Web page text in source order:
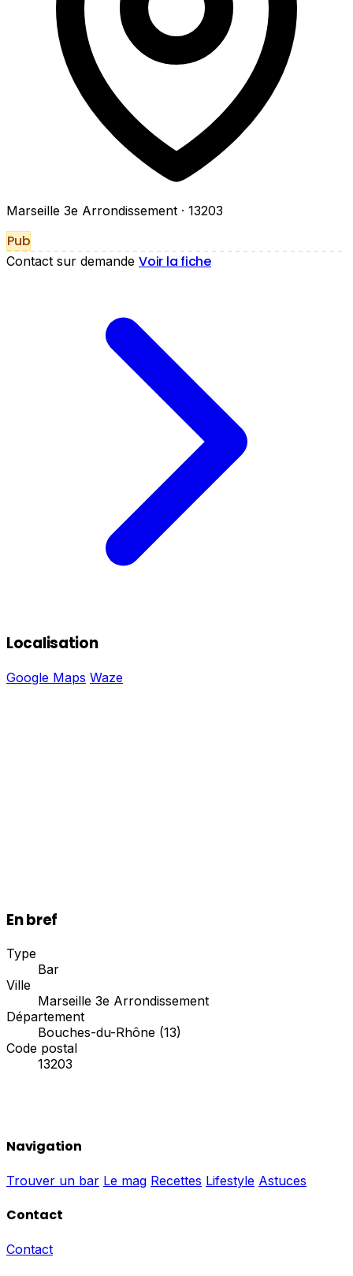
Marseille 3e Arrondissement · 13203
Pub
Contact sur demande Voir la fiche
Localisation
Google Maps Waze
En bref
Type
Bar
Ville
Marseille 3e Arrondissement
Département
Bouches-du-Rhône (13)
Code postal
13203
Navigation
Trouver un bar Le mag Recettes Lifestyle Astuces
Contact
Contact